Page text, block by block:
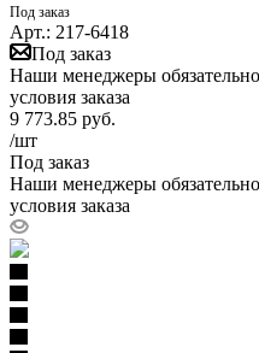
Под заказ
Арт.: 217-6418
Под заказ
Наши менеджеры
условия заказа
9 773.85 руб.
/шт
Под заказ
Наши менеджеры
условия заказа